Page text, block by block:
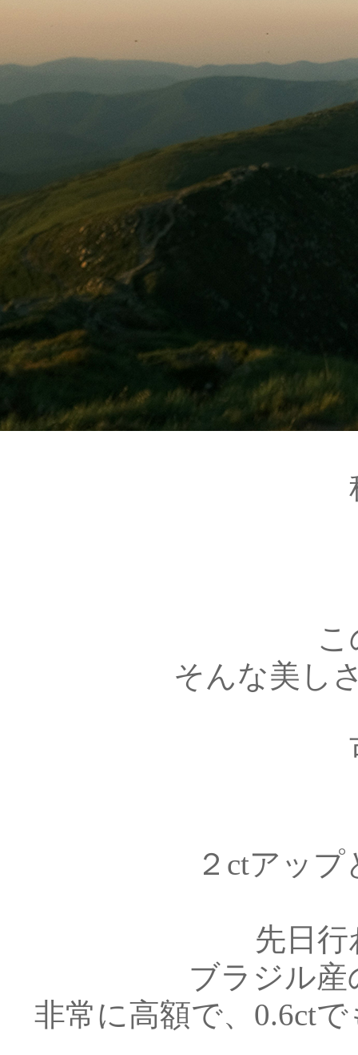
そんな美し
２ctアッ
先日
ブラジル
非常に高額で、0.6ct